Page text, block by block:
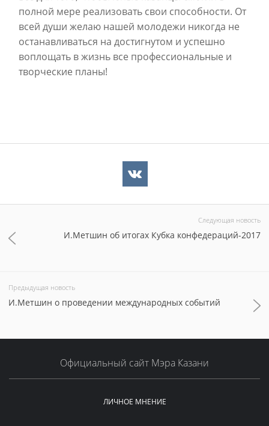
полной мере реализовать свои способности. От
всей души желаю нашей молодежи никогда не
останавливаться на достигнутом и успешно
воплощать в жизнь все профессиональные и
творческие планы!
Следующая новость
И.Метшин об итогах Кубка конфедераций-2017
Предыдущая новость
И.Метшин о проведении международных событий
Официальный сайт Мэра Казани
ЛИЧНОЕ МНЕНИЕ